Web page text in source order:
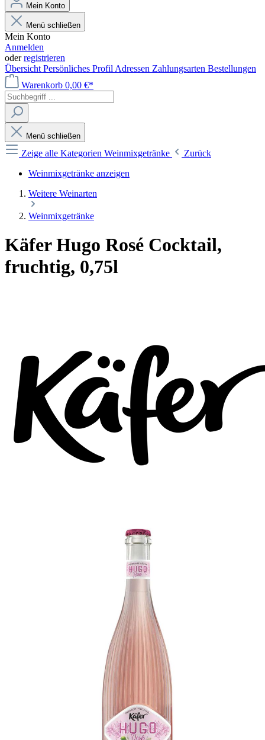
Mein Konto
Menü schließen
Mein Konto
Anmelden
oderregistrieren
Übersicht Persönliches Profil Adressen Zahlungsarten Bestellungen
Warenkorb 0,00 €*
Menü schließen
Zeige alle Kategorien Weinmixgetränke
Zurück
Weinmixgetränke anzeigen
Weitere Weinarten
Weinmixgetränke
Käfer Hugo Rosé Cocktail,
fruchtig, 0,75l